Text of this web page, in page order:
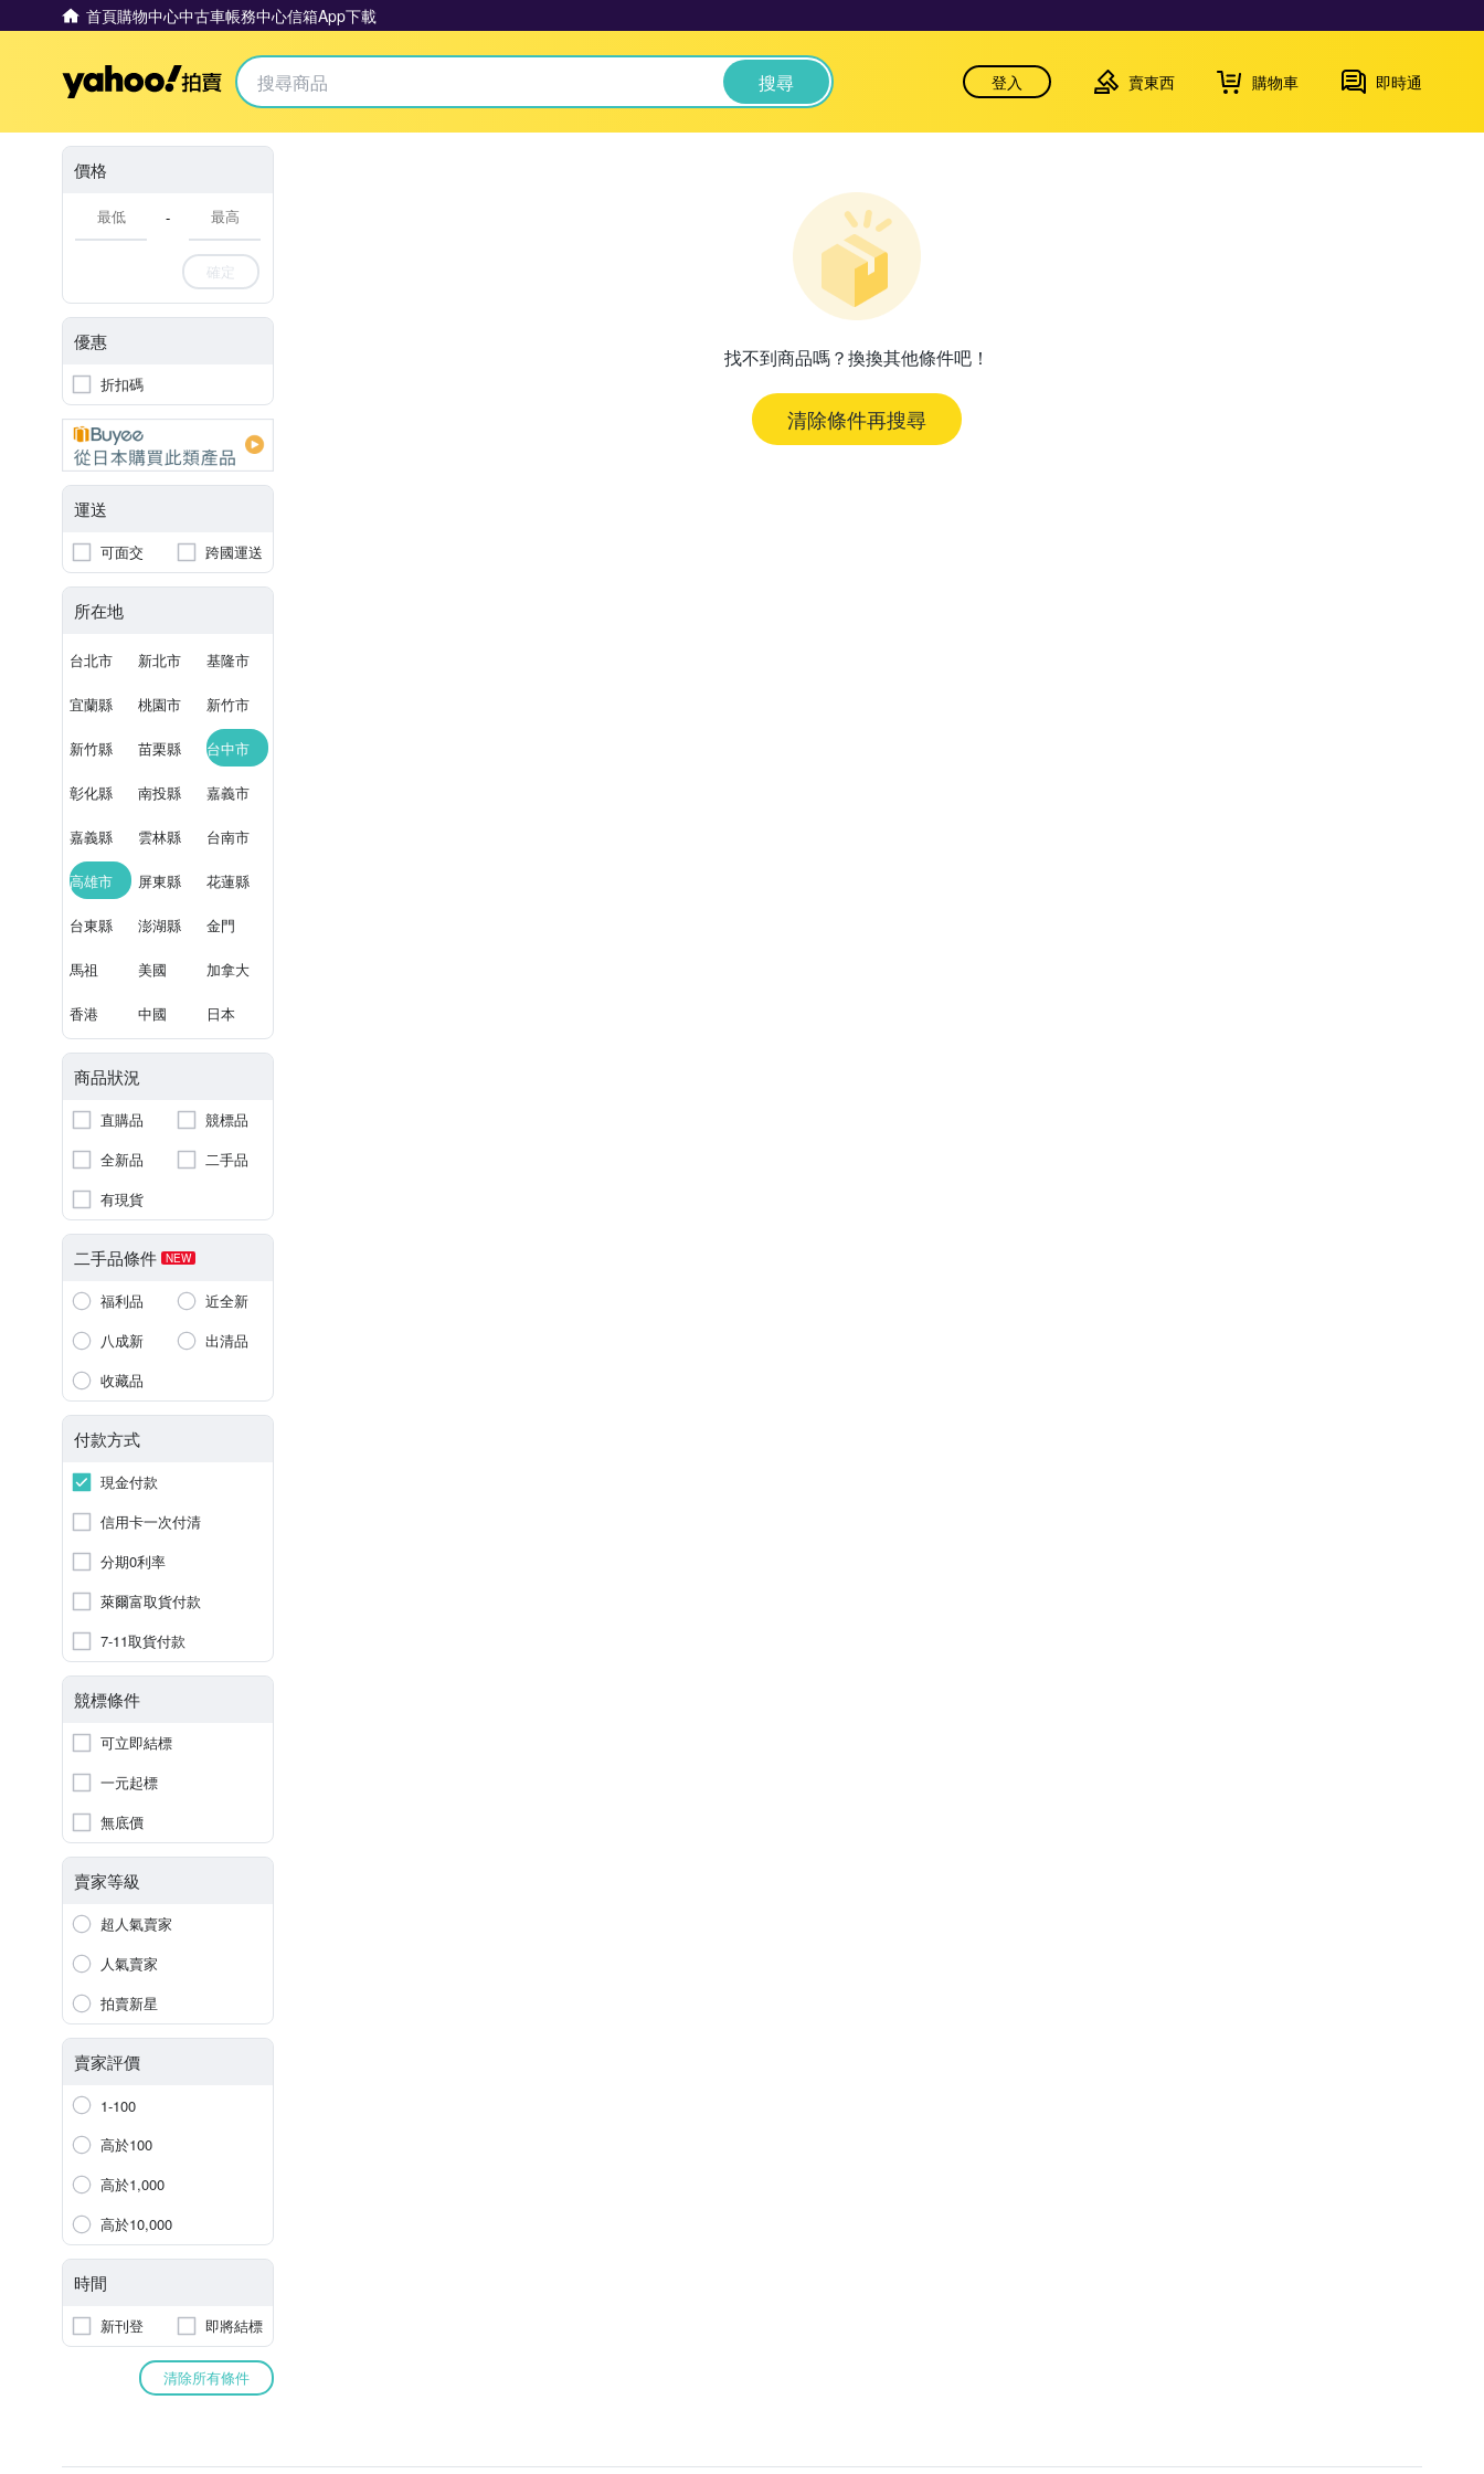
首頁購物中心中古車帳務中心信箱App下載
Yahoo拍賣 搜尋 登入 賣東西 購物車 即時通
價格
-
確定
優惠
折扣碼
運送
可面交 跨國運送
所在地
台北市 新北市 基隆市
宜蘭縣 桃園市 新竹市
新竹縣 苗栗縣 台中市
彰化縣 南投縣 嘉義市
嘉義縣 雲林縣 台南市
高雄市 屏東縣 花蓮縣
台東縣 澎湖縣 金門
馬祖 美國 加拿大
香港 中國 日本
商品狀況
直購品
競標品
全新品
二手品
有現貨
二手品條件 NEW
福利品
近全新
八成新
出清品
收藏品
付款方式
現金付款
信用卡一次付清
分期0利率
萊爾富取貨付款
7-11取貨付款
競標條件
可立即結標
一元起標
無底價
賣家等級
超人氣賣家
人氣賣家
拍賣新星
賣家評價
1-100
高於100
高於1,000
高於10,000
時間
新刊登 即將結標
清除所有條件
找不到商品嗎？換換其他條件吧！
清除條件再搜尋